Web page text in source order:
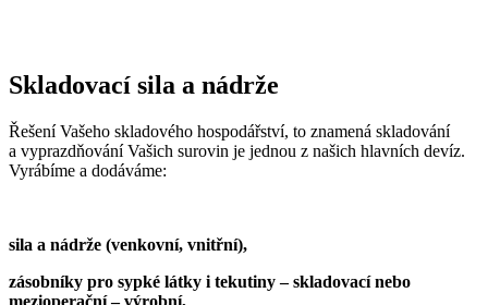
Skladovací sila a nádrže
Řešení Vašeho skladového hospodářství, to znamená skladování
a vyprazdňování Vašich surovin je jednou z našich hlavních devíz.
Vyrábíme a dodáváme:
sila a nádrže (venkovní, vnitřní),
zásobníky pro sypké látky i tekutiny – skladovací nebo
mezioperační – výrobní,